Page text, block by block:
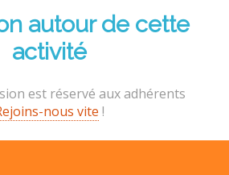
autour de cette
activité
est réservé aux adhérents
nous vite !